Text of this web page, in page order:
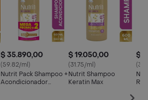
$ 35.890,00
(59.82/ml)
Nutrit Pack Shampoo +
Acondicionador
$ 19.050,00
(31.75/ml)
Nutrit Shampoo
Keratin Max
$